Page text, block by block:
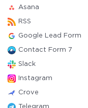
Asana
RSS
Google Lead Form
Contact Form 7
Slack
Instagram
Crove
Telegram